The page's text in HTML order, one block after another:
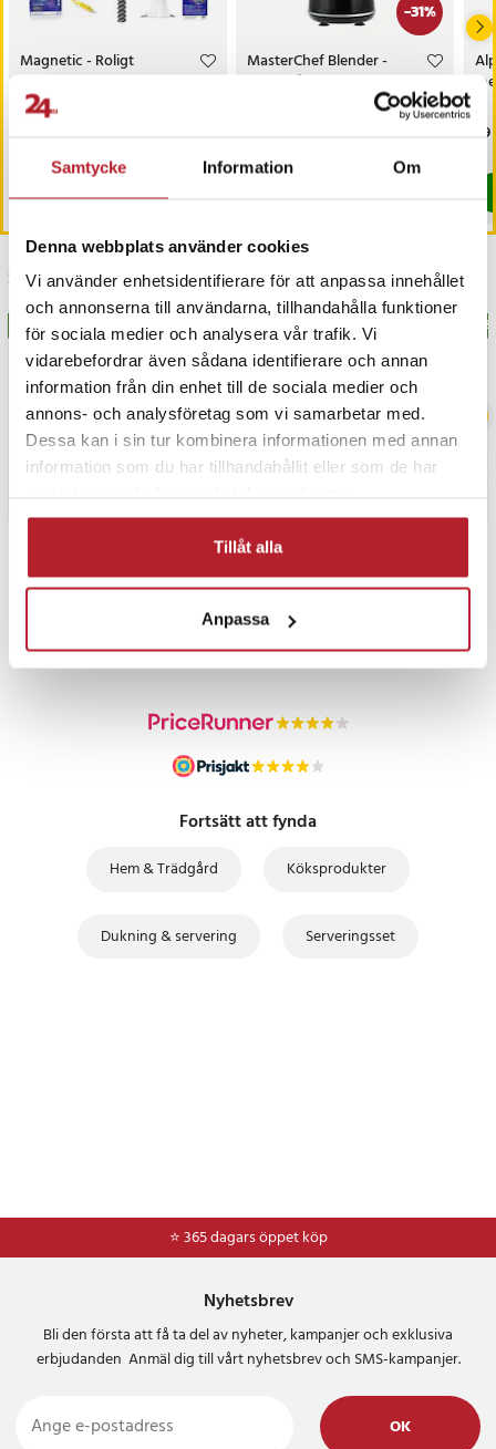
Samtycke Information Om
Denna webbplats använder cookies
Vi använder enhetsidentifierare för att anpassa innehållet
och annonserna till användarna, tillhandahålla funktioner
för sociala medier och analysera vår trafik. Vi
vidarebefordrar även sådana identifierare och annan
information från din enhet till de sociala medier och
annons- och analysföretag som vi samarbetar med.
Dessa kan i sin tur kombinera informationen med annan
information som du har tillhandahållit eller som de har
Tillåt alla
Anpassa
Magnetic - Roligt
sällskapsspel med
magnetiska stenar
Köp
-31%
MasterChef Blender -
Känd från Sveriges
I lager, levereras inom 1-2 vardagar
Senast besökta
BÄSTSÄLJARE BÄSTSÄLJARE
UTFÖRSÄLJNING
Fortsätt att fynda
Hem & Trädgård Köksprodukter
Dukning & servering Serveringsset
⭐ 365 dagars öppet köp
⭐Frakt 49kr *
Nyhetsbrev
Bli den första att få ta del av nyheter, kampanjer och exklusiva
erbjudanden Anmäl dig till vårt nyhetsbrev och SMS-kampanjer.
OK